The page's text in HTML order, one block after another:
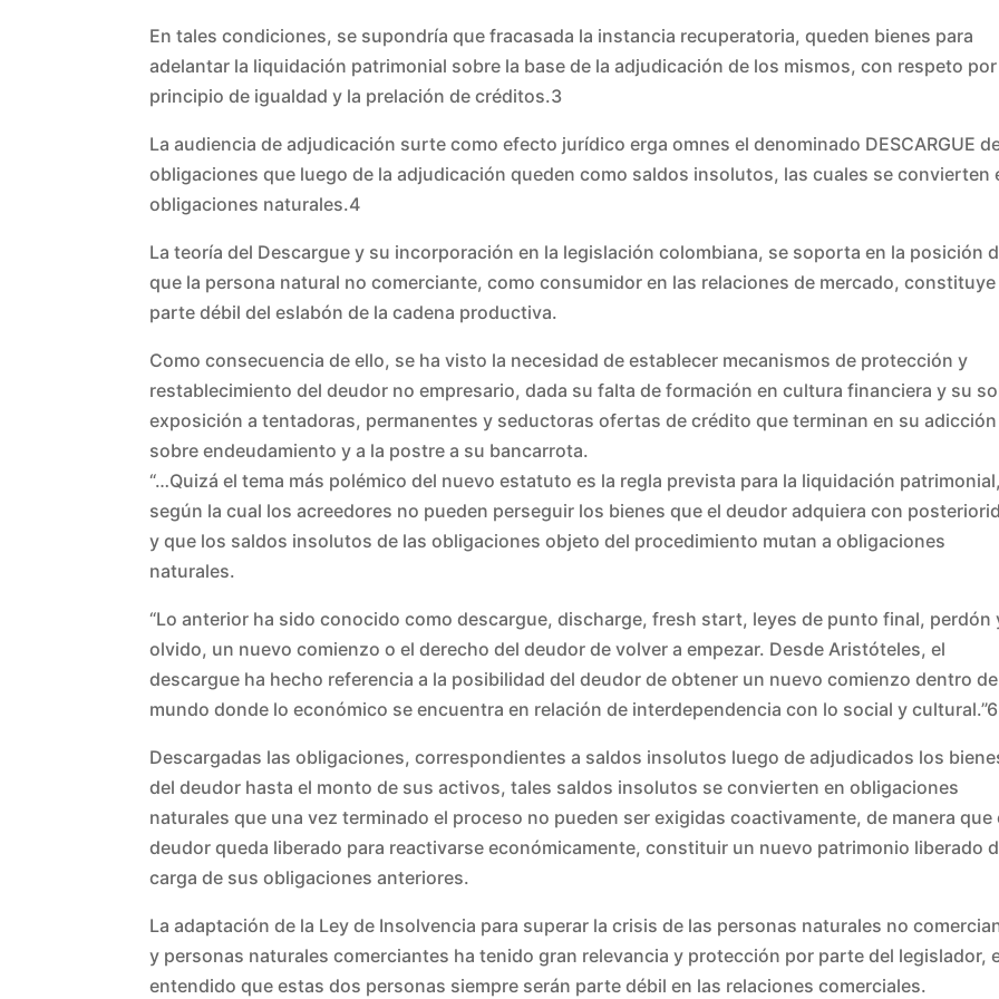
En tales condiciones, se supondría que fracasada la instancia recuperatoria, queden bienes para
adelantar la liquidación patrimonial sobre la base de la adjudicación de los mismos, con respeto por
principio de igualdad y la prelación de créditos.3
La audiencia de adjudicación surte como efecto jurídico erga omnes el denominado DESCARGUE
obligaciones que luego de la adjudicación queden como saldos insolutos, las cuales se convierten
obligaciones naturales.4
La teoría del Descargue y su incorporación en la legislación colombiana, se soporta en la posición
que la persona natural no comerciante, como consumidor en las relaciones de mercado, constituye
parte débil del eslabón de la cadena productiva.
Como consecuencia de ello, se ha visto la necesidad de establecer mecanismos de protección y
restablecimiento del deudor no empresario, dada su falta de formación en cultura financiera y su
exposición a tentadoras, permanentes y seductoras ofertas de crédito que terminan en su adicción
sobre endeudamiento y a la postre a su bancarrota.
“…Quizá el tema más polémico del nuevo estatuto es la regla prevista para la liquidación patrimonial,
según la cual los acreedores no pueden perseguir los bienes que el deudor adquiera con
y que los saldos insolutos de las obligaciones objeto del procedimiento mutan a obligaciones
naturales.
“Lo anterior ha sido conocido como descargue, discharge, fresh start, leyes de punto final, perdón
olvido, un nuevo comienzo o el derecho del deudor de volver a empezar. Desde Aristóteles, el
descargue ha hecho referencia a la posibilidad del deudor de obtener un nuevo comienzo dentro
mundo donde lo económico se encuentra en relación de interdependencia con lo social y cultural.”6
Descargadas las obligaciones, correspondientes a saldos insolutos luego de adjudicados los
del deudor hasta el monto de sus activos, tales saldos insolutos se convierten en obligaciones
naturales que una vez terminado el proceso no pueden ser exigidas coactivamente, de manera que
deudor queda liberado para reactivarse económicamente, constituir un nuevo patrimonio liberado
carga de sus obligaciones anteriores.
La adaptación de la Ley de Insolvencia para superar la crisis de las personas naturales no
y personas naturales comerciantes ha tenido gran relevancia y protección por parte del legislador,
entendido que estas dos personas siempre serán parte débil en las relaciones comerciales.